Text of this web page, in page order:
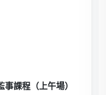
課程（上午場）